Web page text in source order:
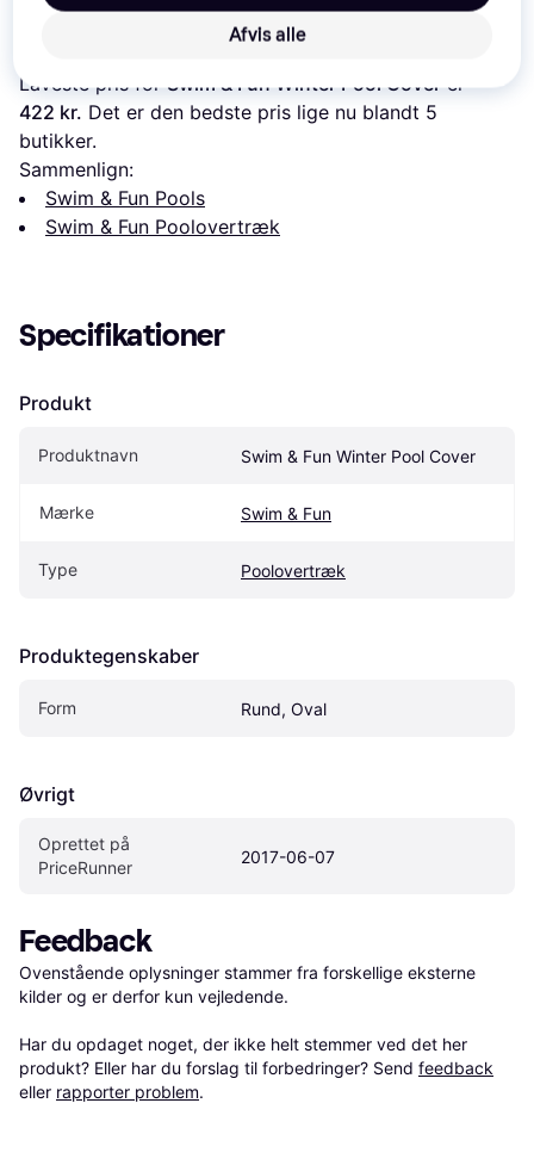
Læs om produktet
Laveste pris for Swim & Fun Winter Pool Cover
er
422 kr. Det er den bedste pris lige nu blandt 5
butikker.
Sammenlign:
Swim & Fun Pools
Swim & Fun Poolovertræk
Specifikationer
Produkt
Produktnavn Swim & Fun Winter Pool Cover
Mærke Swim & Fun
Type Poolovertræk
Produktegenskaber
Form Rund, Oval
Øvrigt
Oprettet på
PriceRunner
2017-06-07
Feedback
Ovenstående oplysninger stammer fra forskellige eksterne
kilder og er derfor kun vejledende.
Har du opdaget noget, der ikke helt stemmer ved det her
produkt? Eller har du forslag til forbedringer? Send feedback
eller rapporter problem.
Afvis alle